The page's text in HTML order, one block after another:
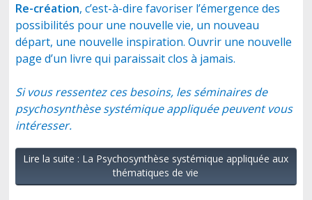
Re-création, c’est-à-dire favoriser l’émergence des
possibilités pour une nouvelle vie, un nouveau
départ, une nouvelle inspiration. Ouvrir une nouvelle
page d’un livre qui paraissait clos à jamais.
Si vous ressentez ces besoins, les séminaires de
psychosynthèse systémique appliquée peuvent vous
intéresser.
Lire la suite : La Psychosynthèse systémique appliquée aux
thématiques de vie